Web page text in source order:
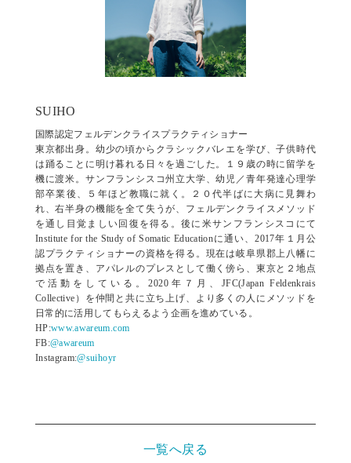
SUIHO
国際認定フェルデンクライスプラクティショナー
東京都出身。幼少の頃からクラシックバレエを学び、子供時代
は踊ることに明け暮れる日々を過ごした。１９歳の時に留学を
機に渡米。サンフランシスコ州立大学、幼児／青年発達心理学
部卒業後、５年ほど教職に就く。２０代半ばに大病に見舞わ
れ、右半身の機能を全て失うが、フェルデンクライスメソッド
を通し目覚ましい回復を得る。後に米サンフランシスコにて
Institute for the Study of Somatic Educationに通い、2017年１月公
認プラクティショナーの資格を得る。現在は岐阜県郡上八幡に
拠点を置き、アパレルのプレスとして働く傍ら、東京と２地点
で活動をしている。2020年７月、JFC(Japan Feldenkrais
Collective）を仲間と共に立ち上げ、より多くの人にメソッドを
日常的に活用してもらえるよう企画を進めている。
HP:www.awareum.com
FB:@awareum
Instagram:@suihoyr
一覧へ戻る